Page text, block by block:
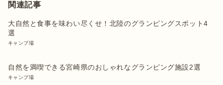
関連記事
大自然と食事を味わい尽くせ！北陸のグランピングスポット4
選
キャンプ場
自然を満喫できる宮崎県のおしゃれなグランピング施設2選
キャンプ場